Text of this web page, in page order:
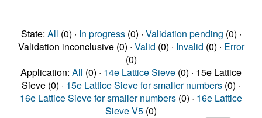
State: All (0) · In progress(0) · Validation pending (0) ·
Validation inconclusive (0) · Valid (0) · Invalid (0) · Error
(0)
Application: All (0) · 14e Lattice Sieve (0) · 15e Lattice
Sieve (0) · 15e Lattice Sieve for smaller numbers (0) ·
16e Lattice Sieve for smaller numbers (0) · 16e Lattice
Sieve V5 (0)